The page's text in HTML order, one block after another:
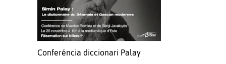
Conferéncia diccionari Palay